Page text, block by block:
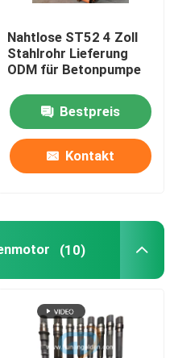
Nahtlose ST52 4 Zoll
Stahlrohr Lieferung
ODM für Betonpumpe
Bestpreis
Kontakt
(10)